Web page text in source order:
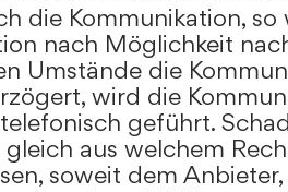
die Kommunikation, so
nach Möglichkeit
Umstände die
wird die
geführt.
gleich aus welchem
soweit dem